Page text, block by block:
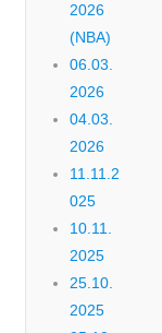
2026
(NBA)
06.03.
2026
04.03.
2026
11.11.2
025
10.11.
2025
25.10.
2025